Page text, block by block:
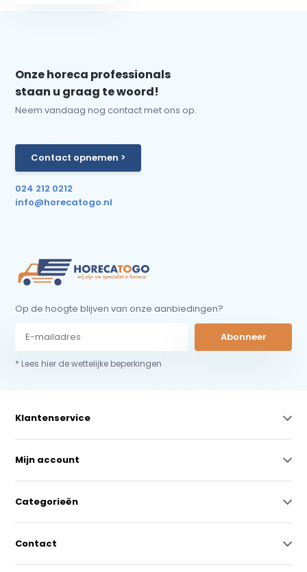
Onze horeca professionals
staan u graag te woord!
Neem vandaag nog contact met ons op.
Contact opnemen >
024 212 0212
info@horecatogo.nl
Op de hoogte blijven van onze aanbiedingen?
Abonneer
* Lees hier de wettelijke beperkingen
Klantenservice
Mijn account
Categorieën
Contact